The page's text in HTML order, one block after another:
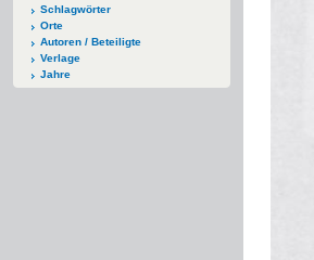
Schlagwörter
Orte
Autoren / Beteiligte
Verlage
Jahre